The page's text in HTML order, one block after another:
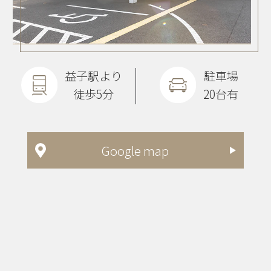
Google map
益子駅より
徒歩5分
駐車場
20台有